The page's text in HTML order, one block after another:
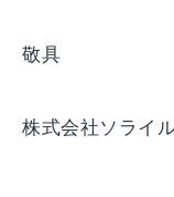
敬具
株式会社ソライ